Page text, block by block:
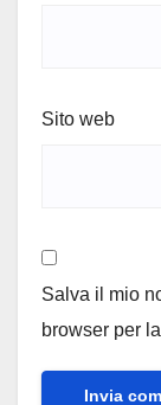
Sito web
Salva il mio
browser per